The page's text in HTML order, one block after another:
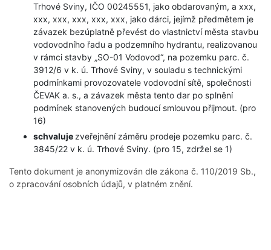
Trhové Sviny, IČO 00245551, jako obdarovaným, a xxx,
xxx, xxx, xxx, xxx, xxx, jako dárci, jejímž předmětem je
závazek bezúplatně převést do vlastnictví města stavbu
vodovodního řadu a podzemního hydrantu, realizovanou
v rámci stavby „SO-01 Vodovod“, na pozemku parc. č.
3912/6 v k. ú. Trhové Sviny, v souladu s technickými
podmínkami provozovatele vodovodní sítě, společnosti
ČEVAK a. s., a závazek města tento dar po splnění
podmínek stanovených budoucí smlouvou přijmout. (pro
16)
schvaluje zveřejnění záměru prodeje pozemku parc. č.
3845/22 v k. ú. Trhové Sviny. (pro 15, zdržel se 1)
Tento dokument je anonymizován dle zákona č. 110/2019 Sb.,
o zpracování osobních údajů, v platném znění.